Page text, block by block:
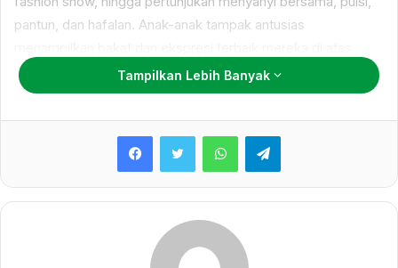
pantun, dan hafalan. Anak-anak tampak antusias
panggung.
Pelepasan kali ini menandai kelulusan angkatan kedua TK
Labschool UM Bandung. Sebanyak lima anak resmi dilepas
dalam seremoni yang penuh kehangatan dan rasa bangga.
Prosesi ini menjadi simbol pencapaian awal yang penting
Kepala TK Labschool UM Bandung Rizka Saputri
Tampilkan Lebih Banyak
WhatsAppTelegram